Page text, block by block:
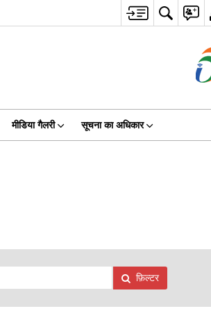
मीडिया गैलरी सूचना का अधिकार
फ़िल्टर